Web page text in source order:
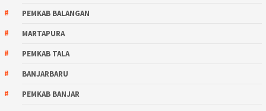
PEMKAB BALANGAN
MARTAPURA
PEMKAB TALA
BANJARBARU
PEMKAB BANJAR